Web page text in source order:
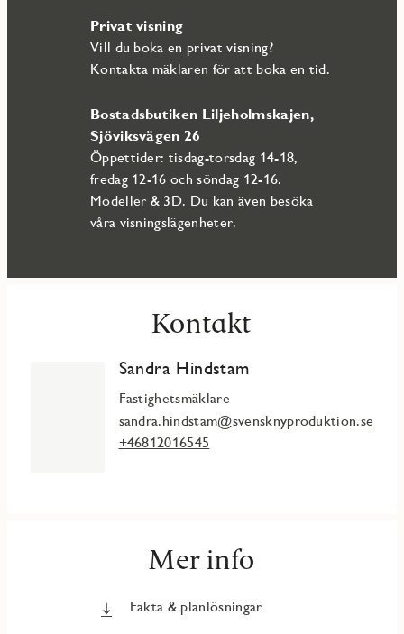
även bekvämligheten av att ha gemensamt garage under
kvarter 2 och 3 via Årstaängsvägen. Mellan garaget och Mary
finns en direkt förbindelse till trapphuset, där du sedan tar
Marieviks Udde får ett brett utbud av service, butiker,
restauranger och kaféer. Såväl Söder som Liljeholmen ligger
fem minuters promenad bort, vilket gör det enkelt att ta del
av ett stort utbud av allt från välsorterade matbutiker till
nöjen och shopping.
Privat visning
Vill du boka en privat visning?
Kontakta mäklaren för att boka en tid.
Bostadsbutiken Liljeholmskajen,
Sjöviksvägen 26
Öppettider: tisdag-torsdag 14-18,
fredag 12-16 och söndag 12-16.
Modeller & 3D. Du kan även besöka
våra visningslägenheter.
Kontakt
Sandra Hindstam
Fastighetsmäklare
sandra.hindstam@svensknyproduktion.se
+46812016545
Mer info
Fakta & planlösningar